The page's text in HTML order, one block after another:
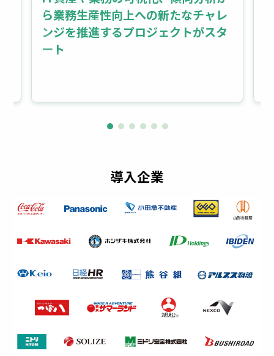
ら業務生産性向上への新たなチャレ
ンジを推進するプロジェクトがスタ
ート
導入企業